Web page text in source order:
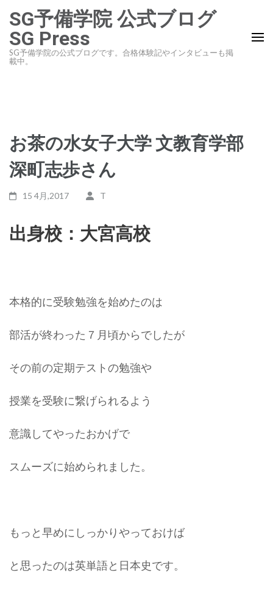
ン
テ
ン
(Enter
SG予備学院 公式ブログ
SG Press
SG予備学院の公式ブログです。合格体験記やインタビューも掲
載中。
お茶の水女子大学 文教育学部
深町志歩さん
15 4月,2017 T
出身校：大宮高校
本格的に受験勉強を始めたのは
部活が終わった７月頃からでしたが
その前の定期テストの勉強や
授業を受験に繋げられるよう
意識してやったおかげで
スムーズに始められました。
もっと早めにしっかりやっておけば
と思ったのは英単語と日本史です。